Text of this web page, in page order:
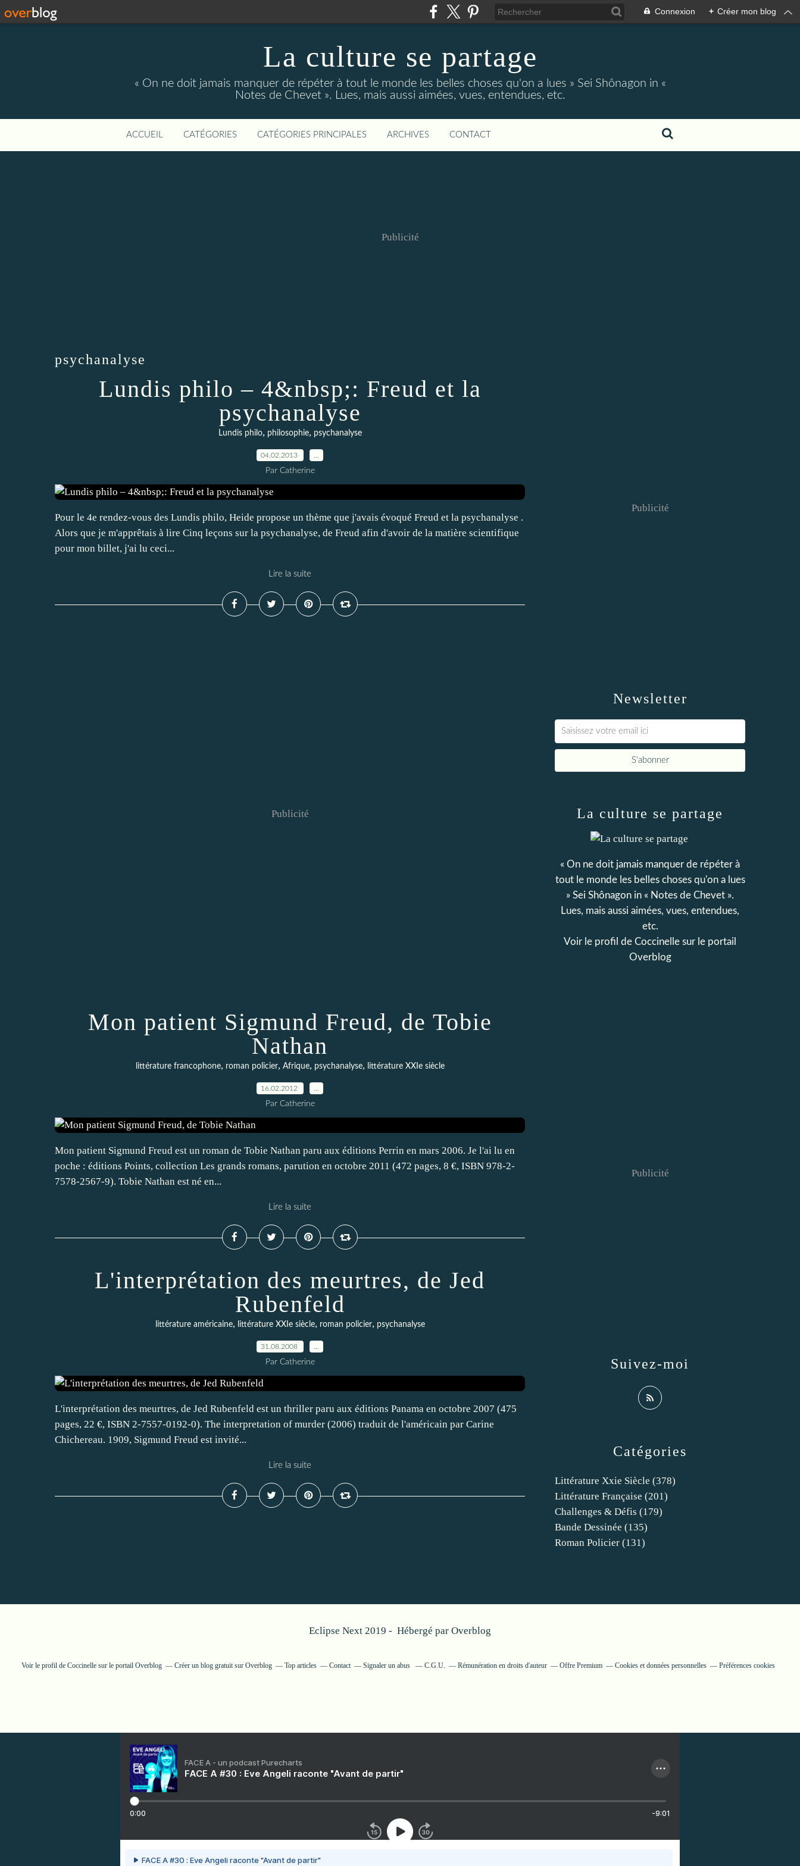
Connexion + Créer mon blog
La culture se partage
« On ne doit jamais manquer de répéter à tout le monde les belles choses qu'on a lues » Sei Shônagon in «
Notes de Chevet ». Lues, mais aussi aimées, vues, entendues, etc.
ACCUEIL CATÉGORIES CATÉGORIES PRINCIPALES ARCHIVES CONTACT
Publicité
psychanalyse
Lundis philo – 4&nbsp;: Freud et la
psychanalyse
Lundis philo, philosophie, psychanalyse
04.02.2013
Par Catherine
Pour le 4e rendez-vous des Lundis philo, Heide propose un thème que j'avais évoqué Freud et la psychanalyse .
Alors que je m'apprêtais à lire Cinq leçons sur la psychanalyse, de Freud afin d'avoir de la matière scientifique
pour mon billet, j'ai lu ceci...
Lire la suite
Publicité
Mon patient Sigmund Freud, de Tobie
Nathan
littérature francophone, roman policier, Afrique, psychanalyse, littérature XXIe siècle
16.02.2012
Par Catherine
Mon patient Sigmund Freud est un roman de Tobie Nathan paru aux éditions Perrin en mars 2006. Je l'ai lu en
poche : éditions Points, collection Les grands romans, parution en octobre 2011 (472 pages, 8 €, ISBN 978-2-
7578-2567-9). Tobie Nathan est né en...
Lire la suite
L'interprétation des meurtres, de Jed
Rubenfeld
littérature américaine, littérature XXIe siècle, roman policier, psychanalyse
31.08.2008
Par Catherine
L'interprétation des meurtres, de Jed Rubenfeld est un thriller paru aux éditions Panama en octobre 2007 (475
pages, 22 €, ISBN 2-7557-0192-0). The interpretation of murder (2006) traduit de l'américain par Carine
Chichereau. 1909, Sigmund Freud est invité...
Lire la suite
Newsletter
Publicité
Catégories
Littérature Xxie Siècle (378)
Littérature Française (201)
Challenges & Défis (179)
Bande Dessinée (135)
Roman Policier (131)
La culture se partage
« On ne doit jamais manquer de répéter à
tout le monde les belles choses qu'on a lues
» Sei Shônagon in « Notes de Chevet ».
Lues, mais aussi aimées, vues, entendues,
etc.
Voir le profil de Coccinelle sur le portail
Overblog
Suivez-moi
Publicité
Eclipse Next 2019 - Hébergé par Overblog
Voir le profil de Coccinelle sur le portail Overblog Créer un blog gratuit sur Overblog Top articles Contact Signaler un abus C.G.U. Rémunération en droits d'auteur Offre Premium Cookies et données personnelles Préférences cookies
FACE A - un podcast Purecharts
FACE A #30 : Eve Angeli raconte "Avant de partir"
0:00 -9:01
FACE A #30 : Eve Angeli raconte "Avant de partir"